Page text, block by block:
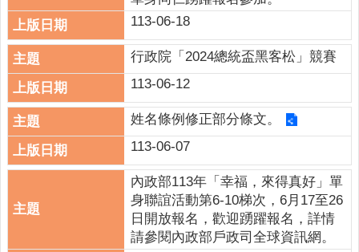
113-06-18
行政院「2024總統盃黑客松」競賽
113-06-12
姓名條例修正部分條文。
113-06-07
內政部113年「幸福，來得真好」單
身聯誼活動第6-10梯次，6月17至26
日開放報名，歡迎踴躍報名，詳情
請參閱內政部戶政司全球資訊網。